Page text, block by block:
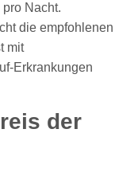
Nacht.
die empfohlenen
mit
Erkrankungen
der